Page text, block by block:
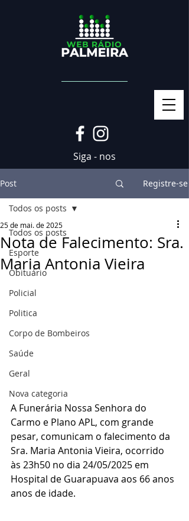
Siga - nos
Post Registre-se
Todos os posts
Esporte
Obituário
Policial
Politica
Corpo de Bombeiros
Saúde
Geral
Nova categoria
Todos os posts
Nota de Falecimento: Sra.
Maria Antonia Vieira
25 de mai. de 2025
A Funerária Nossa Senhora do
Carmo e Plano APL, com grande
pesar, comunicam o falecimento da
Sra. Maria Antonia Vieira, ocorrido
às 23h50 no dia 24/05/2025 em
Hospital de Guarapuava aos 66 anos
anos de idade.